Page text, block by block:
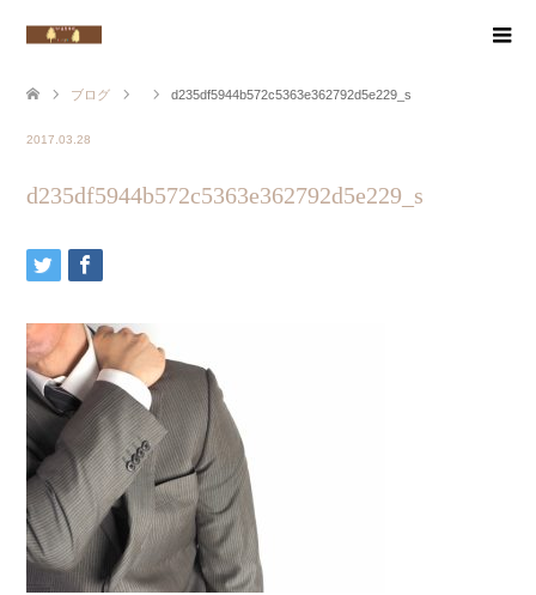
ブログ d235df5944b572c5363e362792d5e229_s
2017.03.28
d235df5944b572c5363e362792d5e229_s